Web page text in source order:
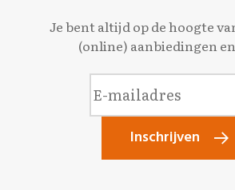
Je bent altijd op de hoogte
(online) aanbiedingen
Inschrijven